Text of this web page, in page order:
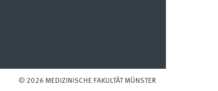
© 2026 MEDIZINISCHE FAKULTÄT MÜNSTER